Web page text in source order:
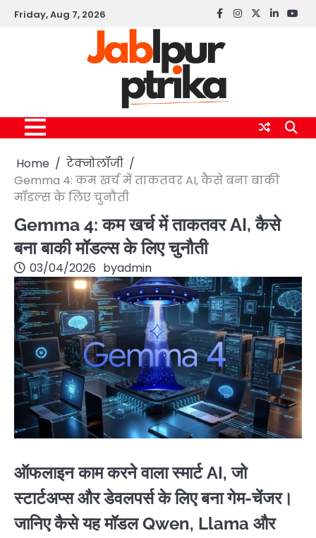
SkipFriday, Aug 7, 2026 Facebook
instagram
twitterlinkedin
Home
टेक्नोलॉजी
Gemma 4: कम खर्च में ताकतवर AI, कैसे बना बाकी
मॉडल्स के लिए चुनौती
Gemma 4: कम खर्च में ताकतवर AI, कैसे
बना बाकी मॉडल्स के लिए चुनौती
03/04/2026 byadmin
ऑफलाइन काम करने वाला स्मार्ट AI, जो
स्टार्टअप्स और डेवलपर्स के लिए बना गेम-चेंजर।
जानिए कैसे यह मॉडल Qwen, Llama और